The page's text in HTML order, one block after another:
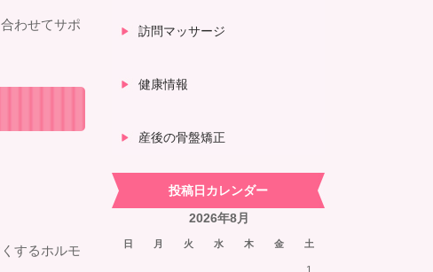
わせてサポ
するホルモ
訪問マッサージ
健康情報
産後の骨盤矯正
投稿日カレンダー
2026年8月
日 月 火 水 木 金 土